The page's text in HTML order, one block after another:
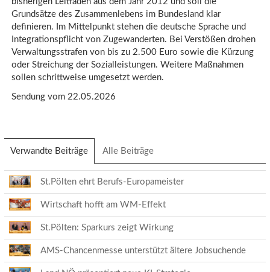
Grundsätze des Zusammenlebens im Bundesland klar
definieren. Im Mittelpunkt stehen die deutsche Sprache und
Integrationspflicht von Zugewanderten. Bei Verstößen drohen
Verwaltungsstrafen von bis zu 2.500 Euro sowie die Kürzung
oder Streichung der Sozialleistungen. Weitere Maßnahmen
sollen schrittweise umgesetzt werden.
Sendung vom 22.05.2026
Verwandte Beiträge (aktiver
Reiter)
Alle Beiträge
St.Pölten ehrt Berufs-Europameister
Wirtschaft hofft am WM-Effekt
St.Pölten: Sparkurs zeigt Wirkung
AMS-Chancenmesse unterstützt ältere Jobsuchende